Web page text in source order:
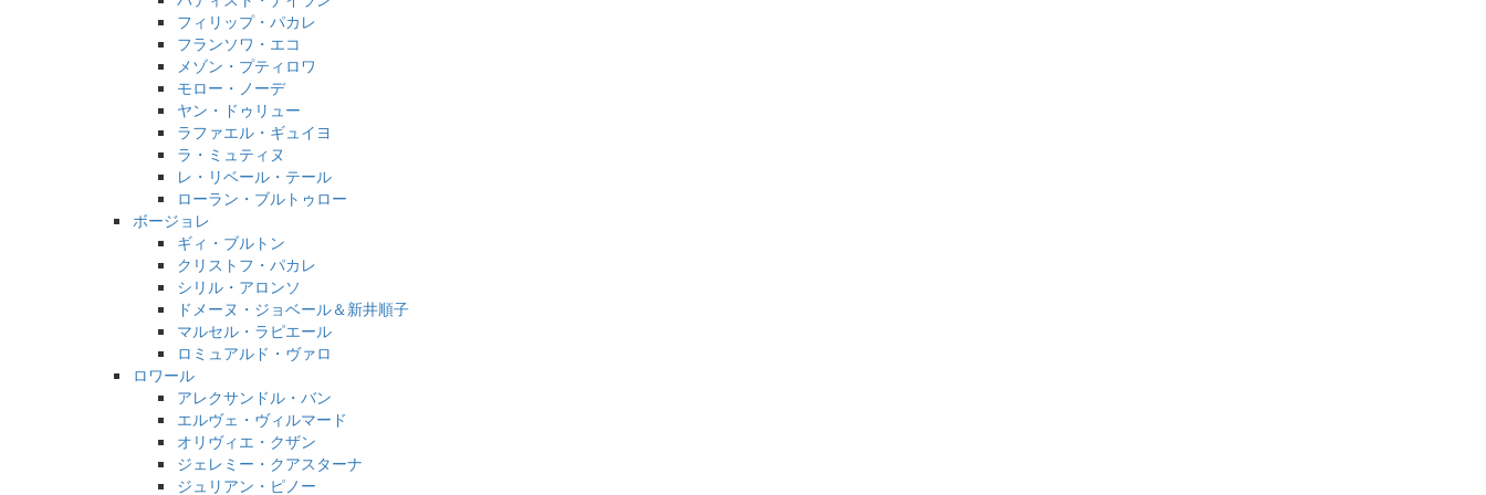
フィリップ・パカレ
フランソワ・エコ
メゾン・プティロワ
モロー・ノーデ
ヤン・ドゥリュー
ラファエル・ギュイヨ
ラ・ミュティヌ
レ・リベール・テール
ローラン・ブルトゥロー
ボージョレ
ギィ・ブルトン
クリストフ・パカレ
シリル・アロンソ
ドメーヌ・ジョベール＆新井順子
マルセル・ラピエール
ロミュアルド・ヴァロ
ロワール
アレクサンドル・バン
エルヴェ・ヴィルマード
オリヴィエ・クザン
ジェレミー・クアスターナ
ジュリアン・ピノー